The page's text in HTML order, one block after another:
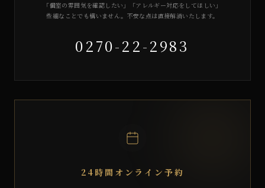
「個室の雰囲気を確認したい」「アレルギー対応をしてほしい」
些細なことでも構いません。不安な点は直接解消いたします。
0270-22-2983
24時間オンライン予約